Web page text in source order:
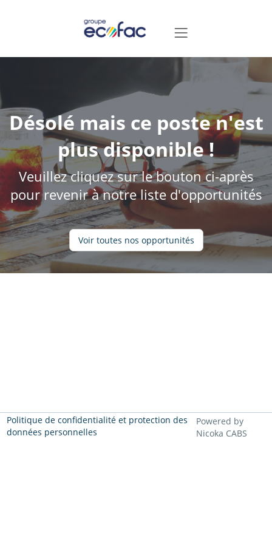
Désolé mais ce poste n'est
plus disponible !
Veuillez cliquez sur le bouton ci-après
pour revenir à notre liste d'opportunités
Voir toutes nos opportunités
Politique de confidentialité et protection des
données personnelles
Powered by
Nicoka CABS